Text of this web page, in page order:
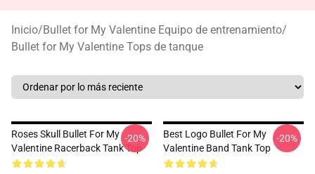
Inicio/Bullet for My Valentine Equipo de entrenamiento/
Bullet for My Valentine Tops de tanque
Roses Skull Bullet For My
Valentine Racerback Tank Top
-20%
Best Logo Bullet For My
Valentine Band Tank Top
-20%